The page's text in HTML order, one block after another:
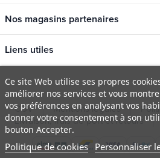
Nos magasins partenaires
Liens utiles
Catégories
Nouveautés
Promotions
Catalogues
Nos marques
CGV Mentions légales
Livraison, frais de port et retours
Ce site Web utilise ses propres
améliorer nos services et vous
vos préférences en analysant vos
donner votre consentement à son
bouton Accepter.
Politique de cookies Personnaliser